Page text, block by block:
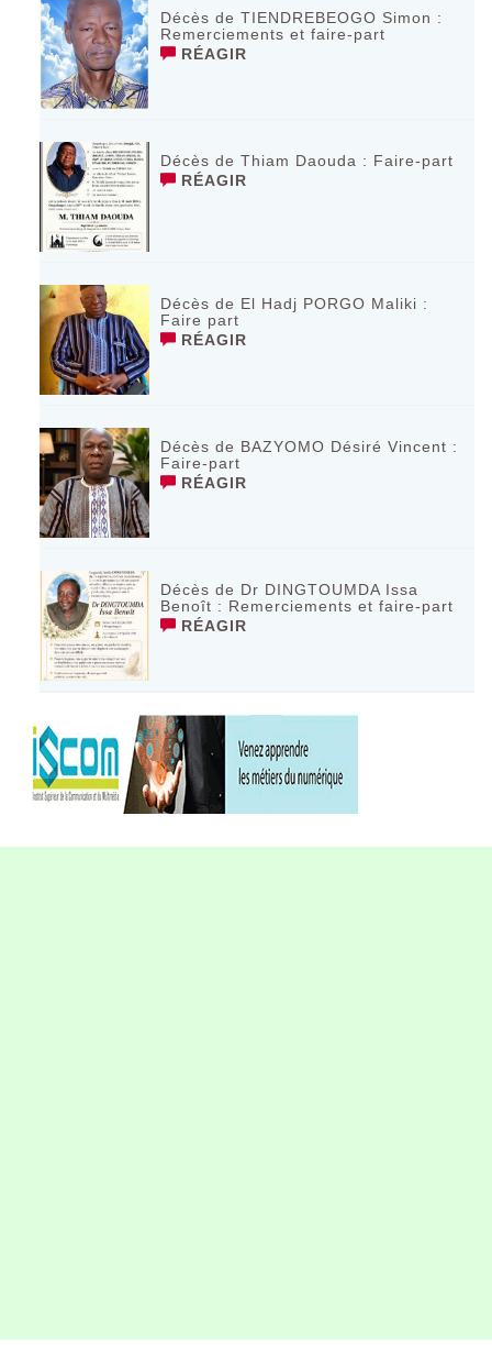
Décès de TIENDREBEOGO Simon :
Remerciements et faire-part
RÉAGIR
Décès de Thiam Daouda : Faire-part
RÉAGIR
Décès de El Hadj PORGO Maliki :
Faire part
RÉAGIR
Décès de BAZYOMO Désiré Vincent :
Faire-part
RÉAGIR
Décès de Dr DINGTOUMDA Issa
Benoît : Remerciements et faire-part
RÉAGIR